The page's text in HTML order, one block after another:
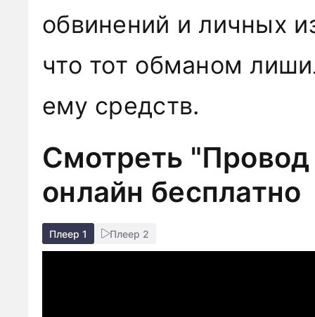
обвинений и личных
что тот обманом
ему средств.
Смотреть
онлайн бесплатно
Плеер 1 Плеер 2